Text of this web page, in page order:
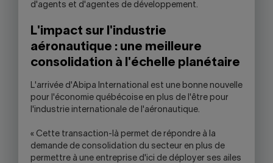
d'agents et d'agentes de développement.
L'impact sur l'industrie
aéronautique : une meilleure
consolidation à l'échelle planétaire
L'arrivée d'Abipa International est une bonne nouvelle
pour l'économie québécoise en plus de l'être pour
l'industrie internationale de l'aéronautique.
« Cette transaction-là permet de répondre à la
demande de consolidation du secteur en plus de
permettre à une entreprise d'ici de déployer ses ailes